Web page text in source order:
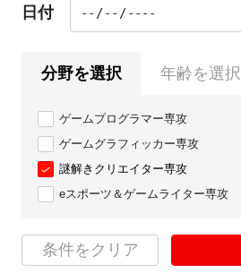
日付
分野を選択 年齢を選択
ゲームプログラマー専攻
ゲームグラフィッカー専攻
謎解きクリエイター専攻
eスポーツ＆ゲームライター専攻
条件をクリア